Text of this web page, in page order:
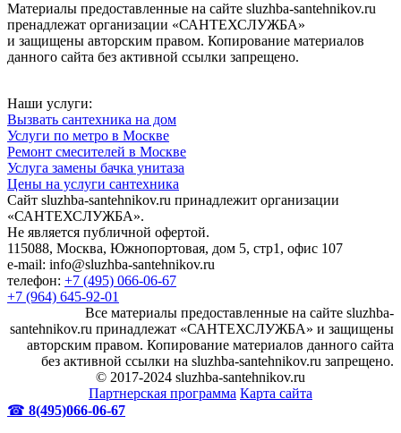
Материалы предоставленные на сайте sluzhba-santehnikov.ru
пренадлежат организации «САНТЕХСЛУЖБА»
и защищены авторским правом. Копирование материалов
данного сайта без активной ссылки запрещено.
Наши услуги:
Вызвать сантехника на дом
Услуги по метро в Москве
Ремонт смесителей в Москве
Услуга замены бачка унитаза
Цены на услуги сантехника
Сайт sluzhba-santehnikov.ru принадлежит организации
«САНТЕХСЛУЖБА».
Не является публичной офертой.
115088, Москва, Южнопортовая, дом 5, стр1, офис 107
e-mail: info@sluzhba-santehnikov.ru
телефон: +7 (495) 066-06-67
+7 (964) 645-92-01
Все материалы предоставленные на сайте sluzhba-
santehnikov.ru принадлежат «САНТЕХСЛУЖБА» и защищены
авторским правом. Копирование материалов данного сайта
без активной ссылки на sluzhba-santehnikov.ru запрещено.
© 2017-2024 sluzhba-santehnikov.ru
Партнерская программа Карта сайта
☎ 8(495)066-06-67